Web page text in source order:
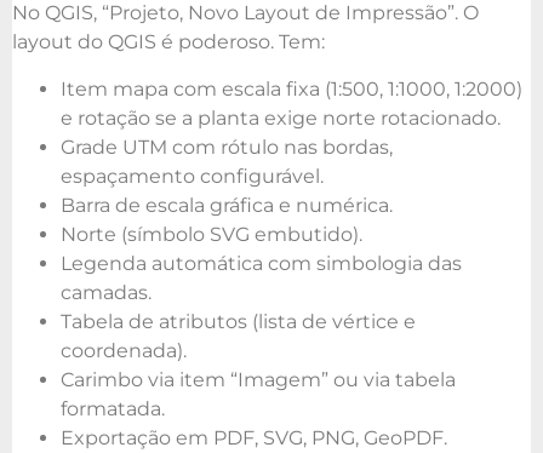
No QGIS, “Projeto, Novo Layout de Impressão”. O
layout do QGIS é poderoso. Tem:
Item mapa com escala fixa (1:500, 1:1000, 1:2000)
e rotação se a planta exige norte rotacionado.
Grade UTM com rótulo nas bordas,
espaçamento configurável.
Barra de escala gráfica e numérica.
Norte (símbolo SVG embutido).
Legenda automática com simbologia das
camadas.
Tabela de atributos (lista de vértice e
coordenada).
Carimbo via item “Imagem” ou via tabela
formatada.
Exportação em PDF, SVG, PNG, GeoPDF.